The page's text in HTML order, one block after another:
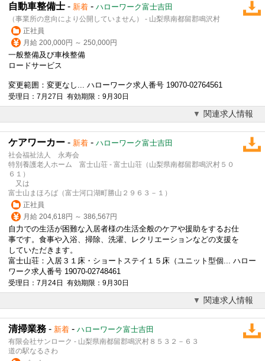
自動車整備士 - 新着 - ハローワーク富士吉田
（事業所の意向により公開していません） - 山梨県南都留郡鳴沢村
正社員
月給 200,000円 ～ 250,000円
一般整備及び車検整備
ロードサービス
変更範囲：変更なし... ハローワーク求人番号 19070-02764561
受理日：7月27日 有効期限：9月30日
関連求人情報
ケアワーカー - 新着 - ハローワーク富士吉田
社会福祉法人 永寿会
特別養護老人ホーム 富士山荘 - 富士山荘（山梨県南都留郡鳴沢村５０
６１）
又は
富士山まほろば（富士河口湖町勝山２９６３－１）
正社員
月給 204,618円 ～ 386,567円
自力での生活が困難な入居者様の生活全般のケアや援助をするお仕
事です。食事や入浴、掃除、洗濯、レクリエーションなどの支援を
していただきます。
富士山荘：入居３１床・ショートステイ１５床（ユニット型個... ハロー
ワーク求人番号 19070-02748461
受理日：7月24日 有効期限：9月30日
関連求人情報
清掃業務 - 新着 - ハローワーク富士吉田
有限会社サンローク - 山梨県南都留郡鳴沢村８５３２－６３
道の駅なるさわ